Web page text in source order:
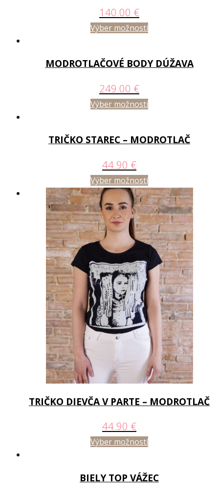
140.00 €
Výber možností
MODROTLAČOVÉ BODY DÚŽAVA
249.00 €
Výber možností
TRIČKO STAREC – MODROTLAČ
44.90 €
Výber možností
TRIČKO DIEVČA V PARTE – MODROTLAČ
44.90 €
Výber možností
BIELY TOP VÁŽEC